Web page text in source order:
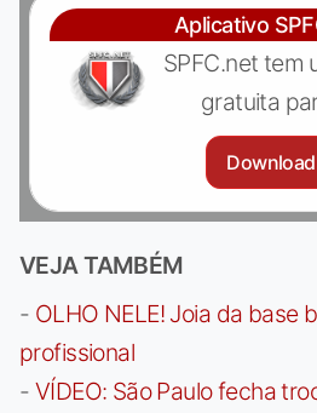
Aplicativo
SPFC.net tem
gratuita
Download
VEJA TAMBÉM
- OLHO NELE! Joia da base
profissional
- VÍDEO: São Paulo fecha